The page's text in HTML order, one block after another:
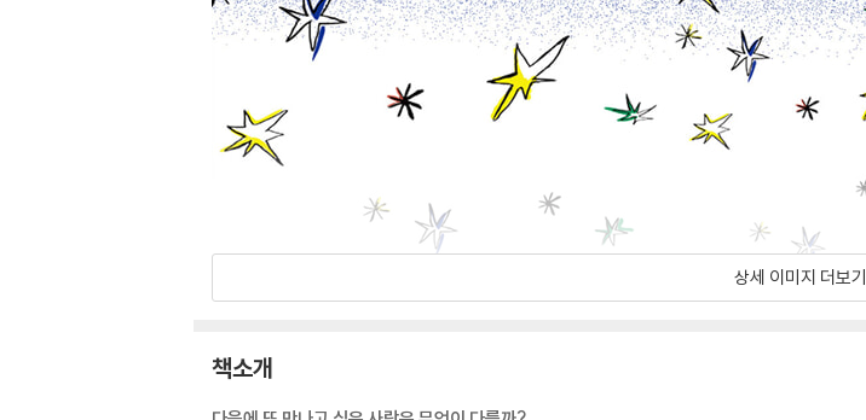
상세 이미지 더보기
책소개